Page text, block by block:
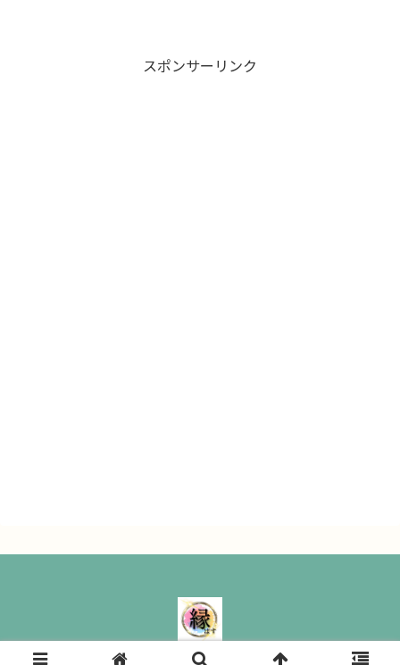
スポンサーリンク
縁ぱす｜ All Rights Reserved.